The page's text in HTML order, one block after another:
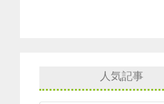
人気記事